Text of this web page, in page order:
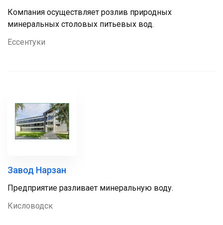
Компания осуществляет розлив природных
минеральных столовых питьевых вод.
Ессентуки
Завод Нарзан
Предприятие разливает минеральную воду.
Кисловодск